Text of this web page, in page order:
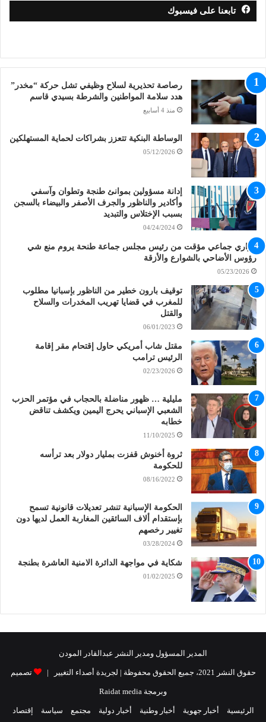
تابعنا على فيسبوك
رصاصة تحذيرية لسلاح وظيفي تشل حركة “مخدر”
هدد سلامة المواطنين والشرطة بسيدي قاسم
منذ 4 أسابيع
الوساطة البنكية تتعزز بشراكات لحماية المستهلكين
05/12/2026
إدانة مسؤولين بموانئ طنجة وتطوان وآسفي
وأكادير والناظور والجرف الأصفر والبيضاء بالسجن
بسبب الإختلاس والتبديد
04/24/2024
قراري جماعي مؤقت من رئيس مجلس جماعة طنحة يروم منع شي
رؤوس الأضاحي بالشوارع والأزقة
05/23/2026
توقيف بارون خطير من الناظور بإسبانيا مطلوب
للمغرب في قضايا تهريب المخدرات والسلاح
والقتل
06/01/2023
مقتل شاب أمريكي حاول إقتحام مقر إقامة
الرئيس ترامب
02/23/2026
مليلية … ظهور مناضلة بالحجاب في مؤتمر الحزب
الشعبي الإسباني يحرج اليمين ويكشف تناقض
خطابه
11/10/2025
ثروة أخنوش قفزت بمليار دولار بعد ترأسه
للحكومة
08/16/2022
الحكومة الإسبانية تنشر تعديلات قانونية تسمح
بإستقدام ألاف السائقين المغاربة العمل لديها دون
تغيير رخصهم
03/28/2024
شكاية في مواجهة الدائرة الامنية العاشرة بطنجة
01/02/2025
المدير المسؤول ومدير النشر عبدالقادر المودن
حقوق النشر 2021، جميع الحقوق محفوظة | لجريدة أصداء التغيير | تصميم
وبرمجة Raidat media
الرئيسية أخبار جهوية أخبار وطنية أخبار دولية مجتمع سياسة إقتصاد